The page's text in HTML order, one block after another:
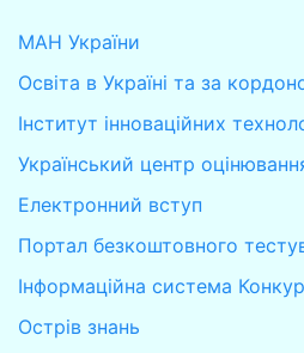
МАН України
Освіта в Україні та за
Інститут інноваційних
Український центр
Електронний вступ
Портал безкоштовного
Інформаційна система
Острів знань